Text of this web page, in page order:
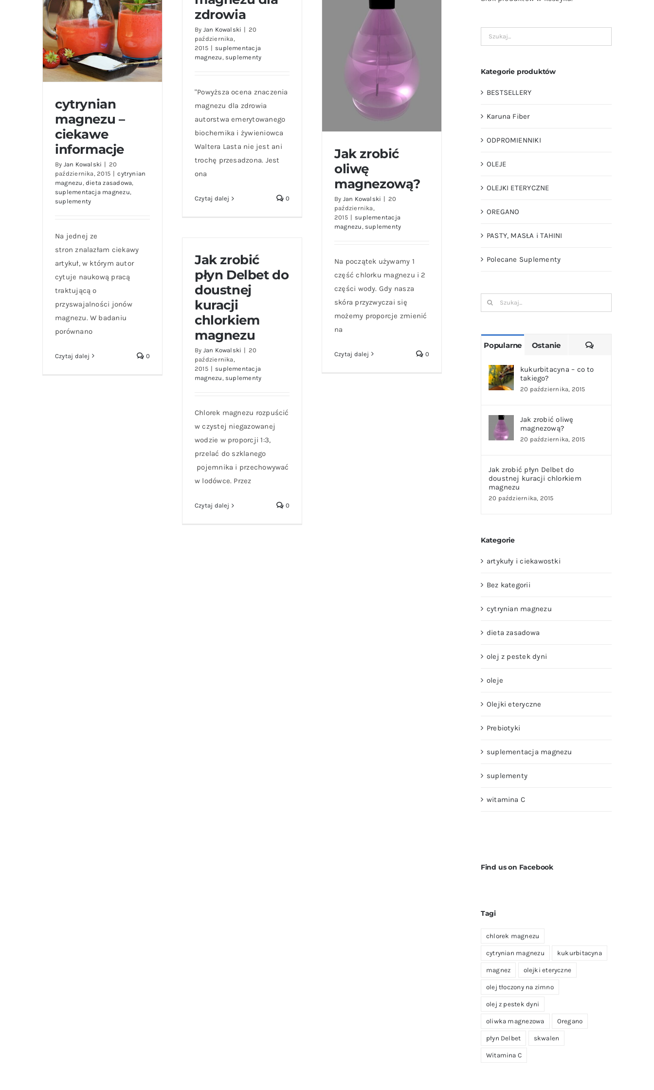
cytrynian magnezu –
ciekawe informacje
cytrynian
magnezu –
ciekawe
informacje
By Jan Kowalski | 20
października, 2015 | cytrynian
magnezu ,dieta zasadowa,
suplementacja magnezu,
suplementy
Na jednej ze
stron znalazłam ciekawy
artykuł, w którym autor
cytuje naukową pracą
traktującą o
przyswajalności jonów
magnezu. W badaniu
porównano
Czytaj dalej 0
zdrowia
By Jan Kowalski | 20
października,
2015 | suplementacja
magnezu, suplementy
"Powyższa ocena znaczenia
magnezu dla zdrowia
autorstwa emerytowanego
biochemika i żywieniowca
Waltera Lasta nie jest ani
trochę przesadzona. Jest
ona
Czytaj dalej 0
Jak zrobić oliwę
Jak zrobić
oliwę
magnezową?
By Jan Kowalski | 20
października,
2015 | suplementacja
magnezu , suplementy
Na początek używamy 1
część chlorku magnezu i 2
części wody. Gdy nasza
skóra przyzwyczai się
możemy proporcje zmienić
na
Czytaj dalej 0
Jak zrobić
płyn Delbet do
doustnej
kuracji
chlorkiem
magnezu
By Jan Kowalski | 20
października,
2015 | suplementacja
magnezu, suplementy
Chlorek magnezu rozpuścić
w czystej niegazowanej
wodzie w proporcji 1:3,
przelać do szklanego
pojemnika i przechowywać
w lodówce. Przez
Czytaj dalej 0
Kategorie produktów
BESTSELLERY
Karuna Fiber
ODPROMIENNIKI
OLEJE
OLEJKI ETERYCZNE
OREGANO
PASTY, MASŁA i TAHINI
Polecane Suplementy
Szukaj
Popularne Ostanie Komentarze
kukurbitacyna – co to
takiego?
20 października, 2015
Jak zrobić oliwę
magnezową?
20 października, 2015
Jak zrobić płyn Delbet do
doustnej kuracji chlorkiem
magnezu
20 października, 2015
Kategorie
artykuły i ciekawostki
Bez kategorii
cytrynian magnezu
dieta zasadowa
olej z pestek dyni
oleje
Olejki eteryczne
Prebiotyki
suplementacja magnezu
suplementy
witamina C
Find us on Facebook
Tagi
chlorek magnezu
cytrynian magnezu kukurbitacyna
magnez olejki eteryczne
olej tłoczony na zimno
olej z pestek dyni
oliwka magnezowa Oregano
płyn Delbet skwalen
Witamina C